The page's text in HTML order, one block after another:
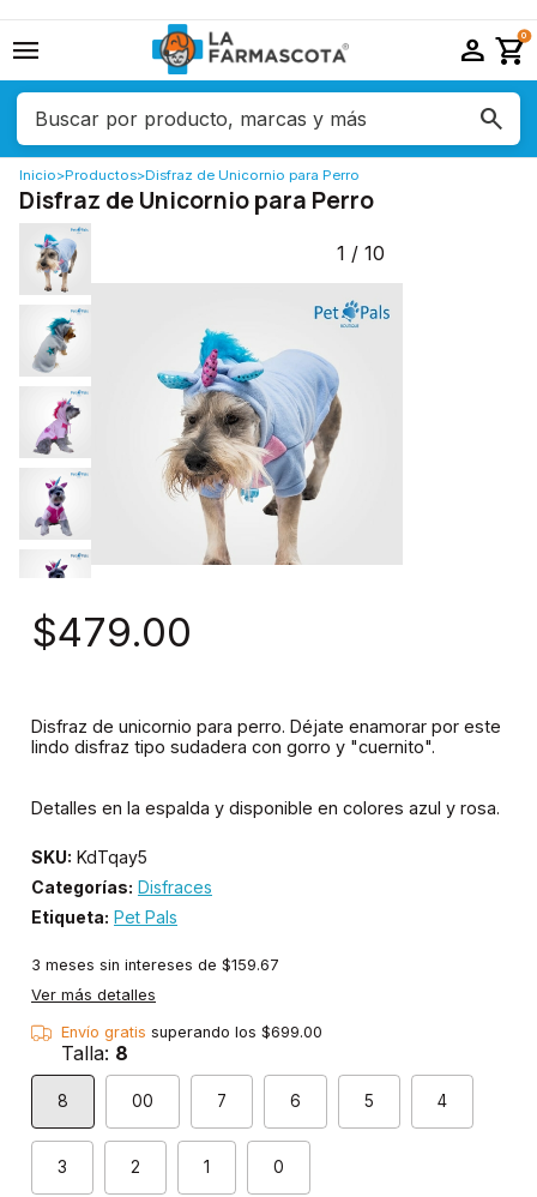
menu person shopping_cart
0
Inicio>Productos>Disfraz de Unicornio para Perro
Disfraz de Unicornio para Perro
1 / 10
$479.00
Disfraz de unicornio para perro. Déjate enamorar por este
lindo disfraz tipo sudadera con gorro y "cuernito".
Detalles en la espalda y disponible en colores azul y rosa.
SKU: KdTqay5
Categorías: Disfraces
Etiqueta: Pet Pals
3 meses sin intereses de $159.67
Ver más detalles
Envío gratis superando los$699.00
Talla: 8
8 00 7 6 5 4
3 2 1 0